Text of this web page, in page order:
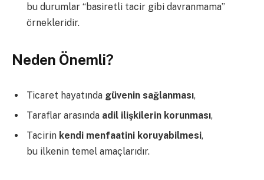
bu durumlar “basiretli tacir gibi davranmama”
örnekleridir.
Neden Önemli?
Ticaret hayatında güvenin sağlanması,
Taraflar arasında adil ilişkilerin korunması,
Tacirin kendi menfaatini koruyabilmesi,
bu ilkenin temel amaçlarıdır.